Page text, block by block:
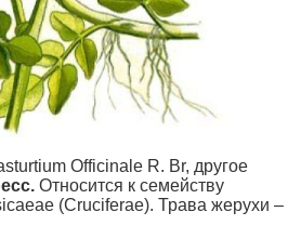
Officinale R. Br, другое
Относится к семейству
(Cruciferae). Трава жерухи –